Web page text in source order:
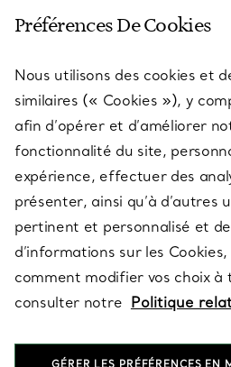
SERVICES
À PROPOS
QUESTIONS LÉGALES
SUIVEZ-NOUS
Préférences De Cookies
Nous utilisons des cookies et
similaires (« Cookies »), y
afin d’opérer et d’améliorer
fonctionnalité du site,
expérience, effectuer des
présenter, ainsi qu’à d’autres
pertinent et personnalisé et
d’informations sur les
comment modifier vos choix à
consulter notre Politique
GÉRER LES PRÉFÉRENCES EN